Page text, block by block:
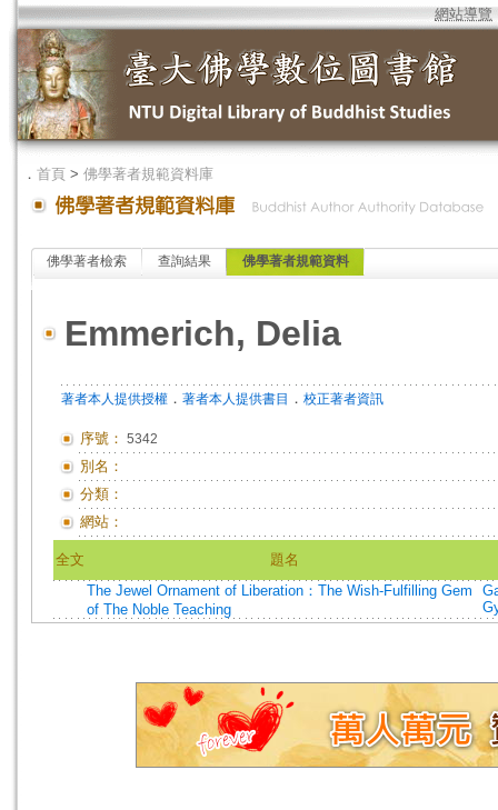
網站導覽
． 首頁 > 佛學著者規範資料庫
佛學著者檢索 查詢結果 佛學著者規範資料
Emmerich, Delia
著者本人提供授權 ． 著者本人提供書目 ． 校正著者資訊
序號： 5342
別名：
分類：
網站：
全文
題名
The Jewel Ornament of Liberation：The Wish-Fulfilling Gem
of The Noble Teaching